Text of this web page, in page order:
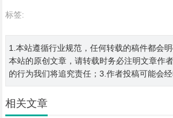
标签:
1.本站遵循行业规范，任何转载的稿件都会
本站的原创文章，请转载时务必注明文章作
的行为我们将追究责任；3.作者投稿可能会经
相关文章